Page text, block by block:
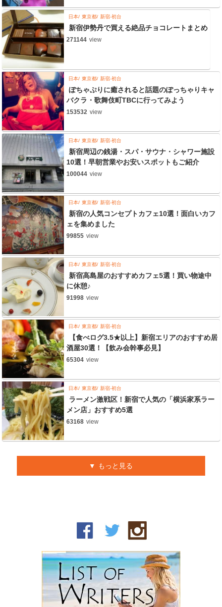
日本 東京都 新宿-初台
新宿伊勢丹で買える絶品チョコレートまとめ
271144 view
日本 東京都 新宿-初台
ぽちゃぷりに癒されると話題のぽっちゃりキャ
バクラ・歌舞伎町TBCに行ってみよう
153532 view
日本 東京都 新宿-初台
新宿周辺の銭湯・スパ・サウナ・シャワー施設
10選！早朝営業やお安いスポットもご紹介
100044 view
日本 東京都 新宿-初台
新宿の人気コンセプトカフェ10選！面白いカフ
ェを集めました
99855 view
日本 東京都 新宿-初台
新宿高島屋のおすすめカフェ5選！買い物途中
に休憩♪
91998 view
日本 東京都 新宿-初台
【食べログ3.5★以上】新宿エリアのおすすめ居
酒屋30選！【飲み会幹事必見】
65304 view
日本 東京都 新宿-初台
ラーメン激戦区！新宿で人気の「横浜家系ラー
メン店」おすすめ5選
63168 view
もっと見る